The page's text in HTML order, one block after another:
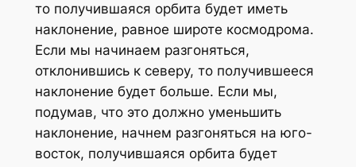
то получившаяся орбита будет иметь
наклонение, равное широте космодрома.
Если мы начинаем разгоняться,
отклонившись к северу, то получившееся
наклонение будет больше. Если мы,
подумав, что это должно уменьшить
наклонение, начнем разгоняться на юго-
восток, получившаяся орбита будет